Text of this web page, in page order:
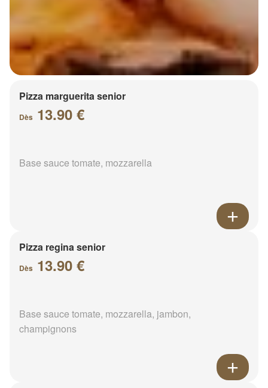
Pizza marguerita senior
Dès 13.90 €
Base sauce tomate, mozzarella
Pizza regina senior
Dès 13.90 €
Base sauce tomate, mozzarella, jambon,
champignons